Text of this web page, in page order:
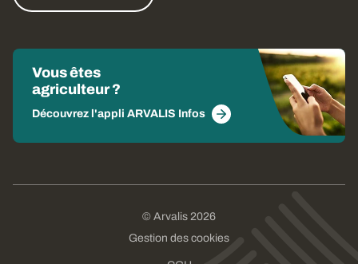
Vous êtes
agriculteur ?
Découvrez l'appli ARVALIS Infos
© Arvalis 2026
Gestion des cookies